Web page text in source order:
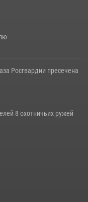
Росгвардии пресечена
8 охотничьих ружей